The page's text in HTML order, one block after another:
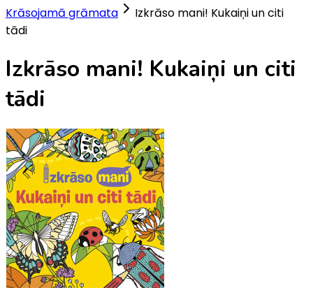
Krāsojamā grāmata
Izkrāso mani! Kukaiņi un citi
tādi
Izkrāso mani! Kukaiņi un citi
tādi